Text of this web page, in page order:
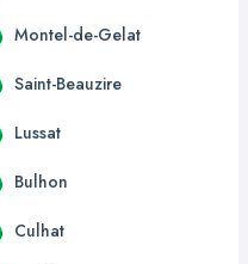
Montel-de-Gelat
Saint-Beauzire
Lussat
Bulhon
Culhat